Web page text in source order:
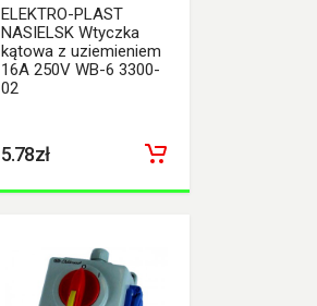
ELEKTRO-PLAST
NASIELSK Wtyczka
kątowa z uziemieniem
16A 250V WB-6 3300-
02
5.78zł